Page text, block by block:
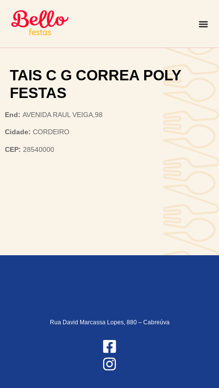
TAIS C G CORREA POLY
FESTAS
End: AVENIDA RAUL VEIGA,98
Cidade: CORDEIRO
CEP: 28540000
Rua David Marcassa Lopes, 880 – Cabreúva